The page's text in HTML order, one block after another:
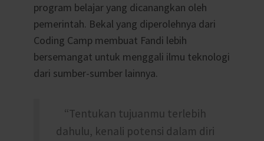
program belajar yang dicanangkan oleh
pemerintah. Bekal yang diperolehnya dari
Coding Camp membuat Fandi lebih
bersemangat untuk menggali ilmu teknologi
dari sumber-sumber lainnya.
“Tentukan tujuanmu terlebih
dahulu, kenali potensi dalam diri